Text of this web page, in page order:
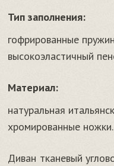
Тип заполнения:
гофрированные
высокоэластичный
Материал:
натуральная
хромированные ножки.
Диван тканевый